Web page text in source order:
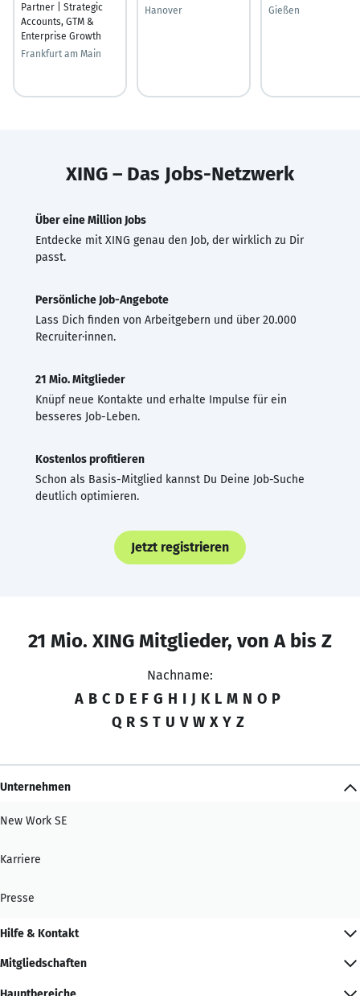
Partner | Strategic
Accounts, GTM &
Enterprise Growth
Frankfurt am Main
Hanover
Gießen
XING – Das Jobs-Netzwerk
Über eine Million Jobs
Entdecke mit XING genau den Job, der wirklich zu Dir
passt.
Persönliche Job-Angebote
Lass Dich finden von Arbeitgebern und über 20.000
Recruiter·innen.
21 Mio. Mitglieder
Knüpf neue Kontakte und erhalte Impulse für ein
besseres Job-Leben.
Kostenlos profitieren
Schon als Basis-Mitglied kannst Du Deine Job-Suche
deutlich optimieren.
Jetzt registrieren
21 Mio. XING Mitglieder, von A bis Z
Nachname:
A B C D E F G H I J K L M N O P
Q R S T U V W X Y Z
Unternehmen
New Work SE
Karriere
Presse
Hilfe & Kontakt
Mitgliedschaften